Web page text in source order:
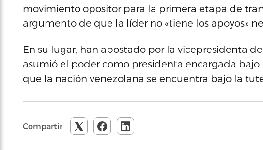
movimiento opositor para la primera etapa de
argumento de que la líder no «tiene los apoyos»
En su lugar, han apostado por la vicepresidenta
asumió el poder como presidenta encargada bajo
que la nación venezolana se encuentra bajo la
Compartir